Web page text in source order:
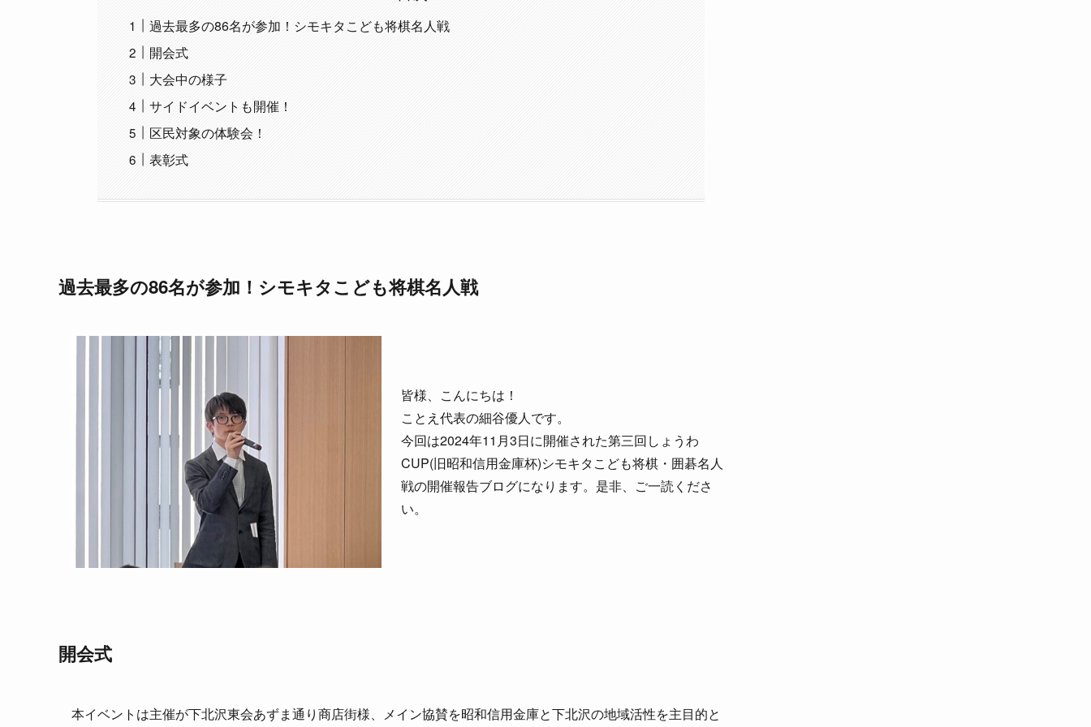
過去最多の86名が参加！シモキタこども将棋名人戦
開会式
大会中の様子
サイドイベントも開催！
区民対象の体験会！
表彰式
過去最多の86名が参加！シモキタこども将棋名人戦
皆様、こんにちは！
ことえ代表の細谷優人です。
今回は2024年11月3日に開催された第三回しょうわ
CUP(旧昭和信用金庫杯)シモキタこども将棋・囲碁名人
戦の開催報告ブログになります。是非、ご一読くださ
い。
開会式
本イベントは主催が下北沢東会あずま通り商店街様、メイン協賛を昭和信用金庫と下北沢の地域活性を主目的と